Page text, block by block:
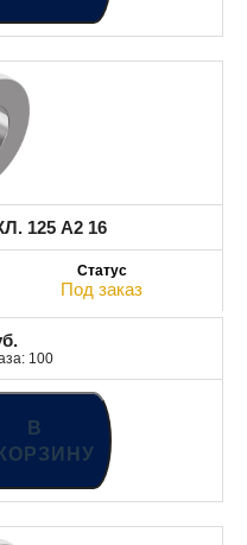
125 A2 16
Под заказ
100
В
КОРЗИНУ